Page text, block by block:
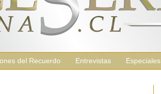
del Recuerdo Entrevistas Especiales